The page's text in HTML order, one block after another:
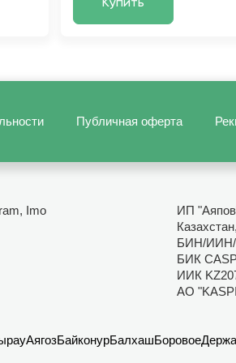
Купить
Публичная оферта
Imo
ИП
Казахстан,
БИН/ИИН/
БИК
ИИК
АО
АягозБайконурБалхашБоровое